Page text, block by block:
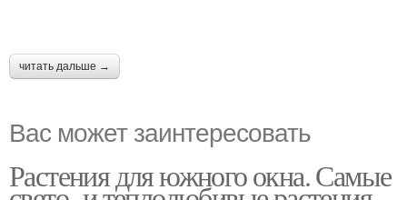
читать дальше →
Вас может заинтересовать
Растения для южного окна. Самые